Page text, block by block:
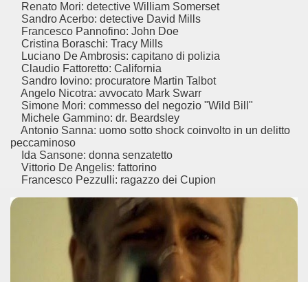
Renato Mori: detective William Somerset
Sandro Acerbo: detective David Mills
Francesco Pannofino: John Doe
Cristina Boraschi: Tracy Mills
Luciano De Ambrosis: capitano di polizia
Claudio Fattoretto: California
Sandro Iovino: procuratore Martin Talbot
Angelo Nicotra: avvocato Mark Swarr
Simone Mori: commesso del negozio "Wild Bill"
Michele Gammino: dr. Beardsley
Antonio Sanna: uomo sotto shock coinvolto in un delitto
peccaminoso
Ida Sansone: donna senzatetto
Vittorio De Angelis: fattorino
Francesco Pezzulli: ragazzo dei Cupion
Se Ti Piacciono nel mese di Agosto 2014.
per un film sprecato.
antisemiti?
il tempo più acquista valore.
travolgente dal finale immorale.
lucido ma appassionato su un periodo controverso.